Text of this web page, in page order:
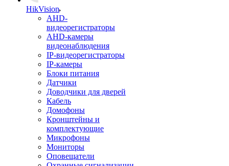
HikVision
AHD-
видеорегистраторы
AHD-камеры
видеонаблюдения
IP-видеорегистраторы
IP-камеры
Блоки питания
Датчики
Доводчики для дверей
Кабель
Домофоны
Кронштейны и
комплектующие
Микрофоны
Мониторы
Оповещатели